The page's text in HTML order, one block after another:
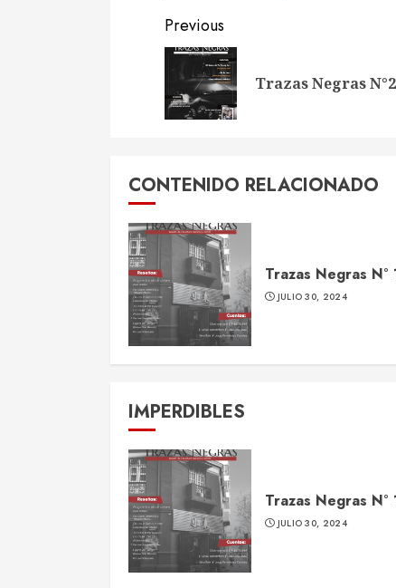
Continue
Reading
Previous
Trazas Negras N°2
CONTENIDO RELACIONADO
Trazas Negras N°
JULIO 30, 2024
IMPERDIBLES
Trazas Negras N°
JULIO 30, 2024